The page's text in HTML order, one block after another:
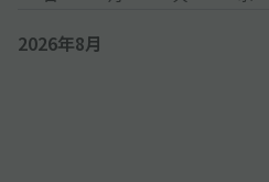
2026年8月